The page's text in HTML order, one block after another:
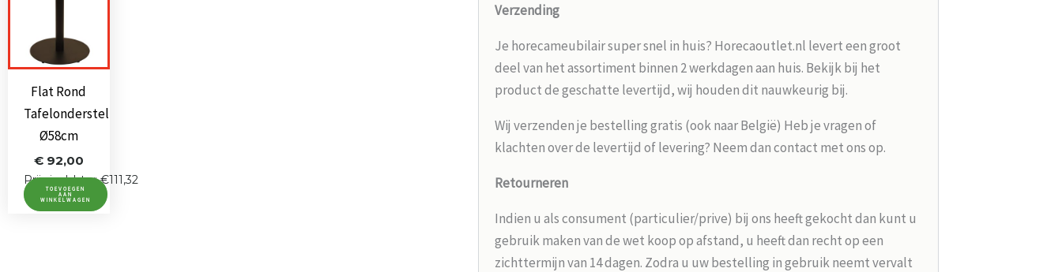
Flat Rond
Tafelonderstel
Ø58cm
€92,00
Prijs incl. btw: €111,32
TOEVOEGEN
AAN
WINKELWAGEN
Verzending
Je horecameubilair super snel in huis? Horecaoutlet.nl levert een groot
deel van het assortiment binnen 2 werkdagen aan huis. Bekijk bij het
product de geschatte levertijd, wij houden dit nauwkeurig bij.
Wij verzenden je bestelling gratis (ook naar België) Heb je vragen of
klachten over de levertijd of levering? Neem dan contact met ons op.
Retourneren
Indien u als consument (particulier/prive) bij ons heeft gekocht dan kunt u
gebruik maken van de wet koop op afstand, u heeft dan recht op een
zichttermijn van 14 dagen. Zodra u uw bestelling in gebruik neemt vervalt